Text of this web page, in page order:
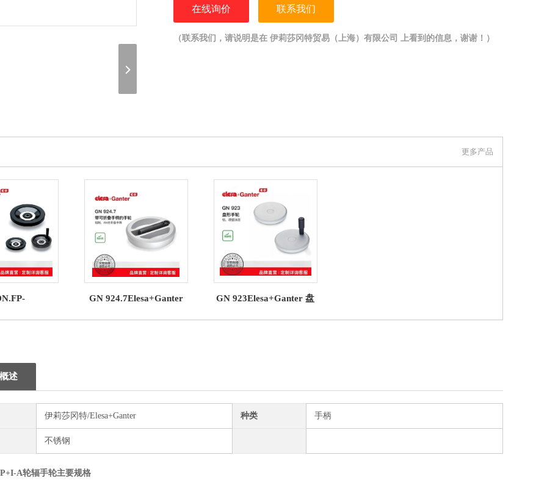
在线询价 联系我们
（联系我们，请说明是在 伊莉莎冈特贸易（上海）有限公司 上看到的信息，谢谢！）
更多产品
轮
GN 924.7Elesa+Ganter
GN 923Elesa+Ganter 盘
述
伊莉莎冈特/Elesa+Ganter 种类 手柄
不锈钢
A轮辐手轮主要规格